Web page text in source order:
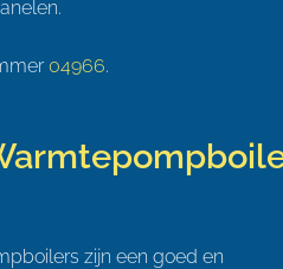
04966.
zijn een goed en